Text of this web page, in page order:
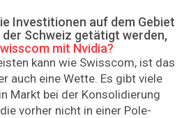
Investitionen auf dem Gebiet
der Schweiz getätigt werden,
mit Nvidia?
kann wie Swisscom, ist das
auch eine Wette. Es gibt viele
Markt bei der Konsolidierung
vorher nicht in einer Pole-